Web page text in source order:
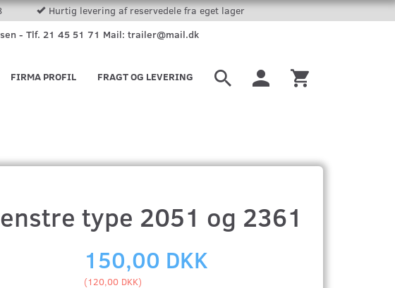
Hurtig levering af reservedele fra eget lager
- Tlf. 21 45 51 71 Mail: trailer@mail.dk
FRAGT OG LEVERING
FIRMA PROFIL
type 2051 og 2361
150,00 DKK
(120,00 DKK)